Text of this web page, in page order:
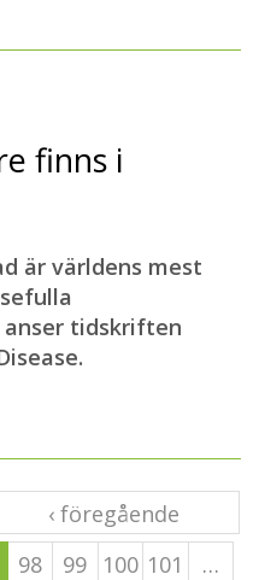
finns i
är världens mest
tidskriften
‹ föregående
98 99 100 101
…